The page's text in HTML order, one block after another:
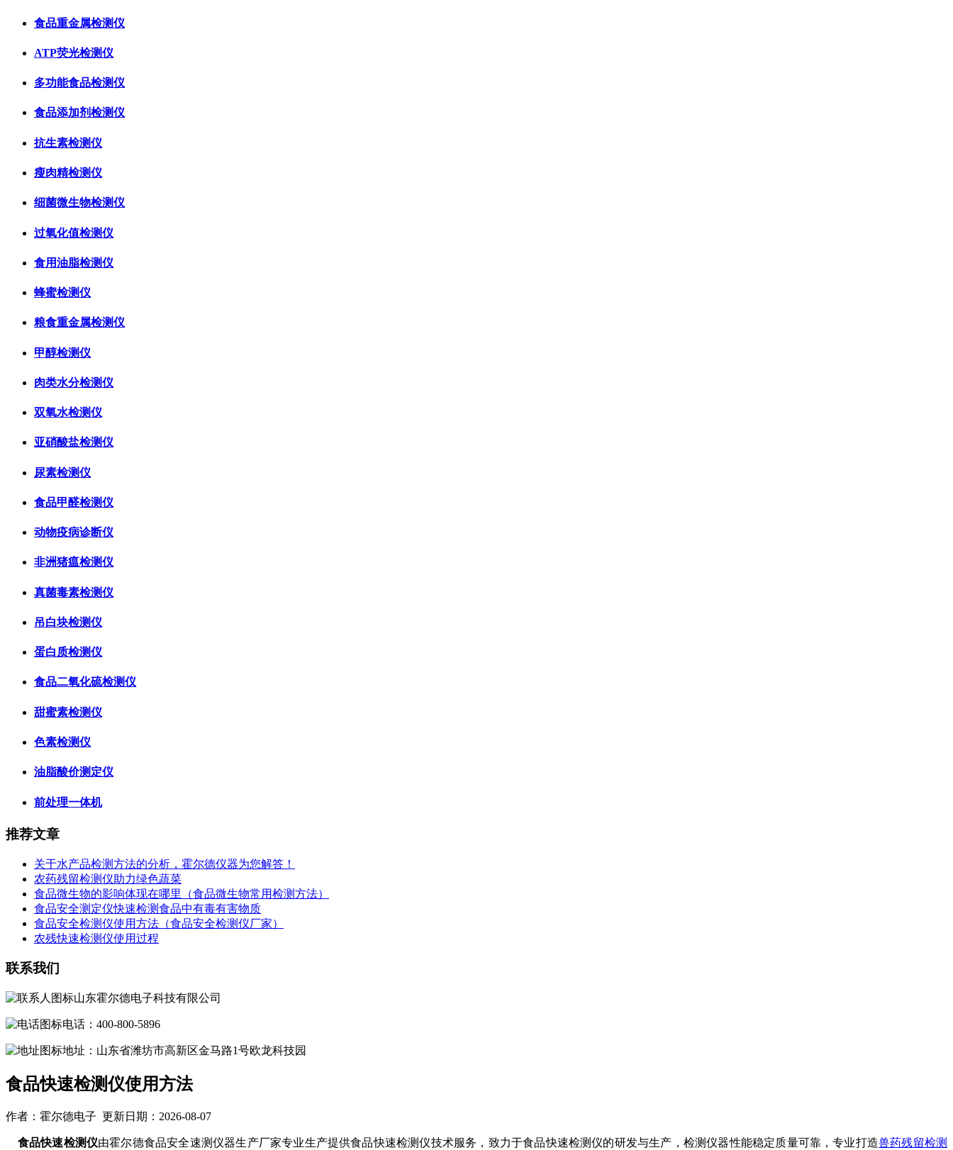
食品重金属检测仪
ATP荧光检测仪
多功能食品检测仪
食品添加剂检测仪
抗生素检测仪
瘦肉精检测仪
细菌微生物检测仪
过氧化值检测仪
食用油脂检测仪
蜂蜜检测仪
粮食重金属检测仪
甲醇检测仪
肉类水分检测仪
双氧水检测仪
亚硝酸盐检测仪
尿素检测仪
食品甲醛检测仪
动物疫病诊断仪
非洲猪瘟检测仪
真菌毒素检测仪
吊白块检测仪
蛋白质检测仪
食品二氧化硫检测仪
甜蜜素检测仪
色素检测仪
油脂酸价测定仪
前处理一体机
推荐文章
关于水产品检测方法的分析，霍尔德仪器为您解答！
农药残留检测仪助力绿色蔬菜
食品微生物的影响体现在哪里（食品微生物常用检测方法）
食品安全测定仪快速检测食品中有毒有害物质
食品安全检测仪使用方法（食品安全检测仪厂家）
农残快速检测仪使用过程
联系我们
山东霍尔德电子科技有限公司
电话：400-800-5896
地址：山东省潍坊市高新区金马路1号欧龙科技园
食品快速检测仪使用方法
作者：霍尔德电子 更新日期：2026-08-07
食品快速检测仪由霍尔德食品安全速测仪器生产厂家专业生产提供食品快速检测仪技术服务，致力于食品快速检测仪的研发与生产，检测仪器性能稳定质量可靠，专业打造兽药残留检测